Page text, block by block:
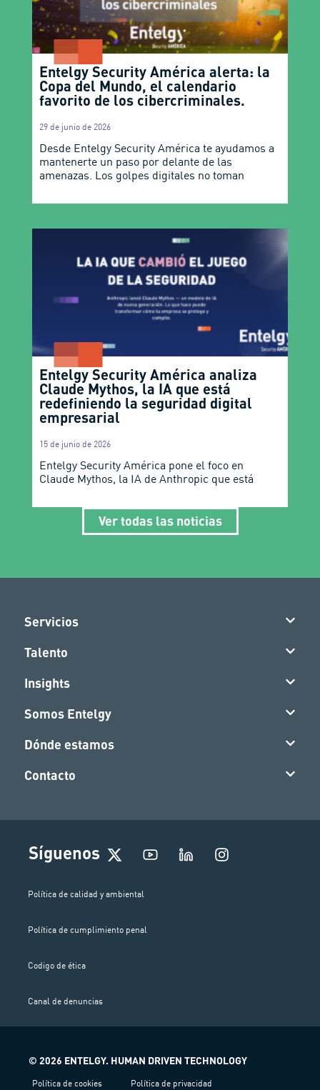
Entelgy Security América alerta: la
Copa del Mundo, el calendario
favorito de los cibercriminales.
29 de junio de 2026
Desde Entelgy Security América te ayudamos a
mantenerte un paso por delante de las
amenazas. Los golpes digitales no toman
Entelgy Security América analiza
Claude Mythos, la IA que está
redefiniendo la seguridad digital
empresarial
15 de junio de 2026
Entelgy Security América pone el foco en
Claude Mythos, la IA de Anthropic que está
Ver todas las noticias
Servicios
Talento
Insights
Somos Entelgy
Dónde estamos
Contacto
Síguenos
I
n
Política de calidad y ambiental
Política de cumplimiento penal
Codigo de ética
Canal de denuncias
© 2026 ENTELGY. HUMAN DRIVEN TECHNOLOGY
Política de cookies Política de privacidad